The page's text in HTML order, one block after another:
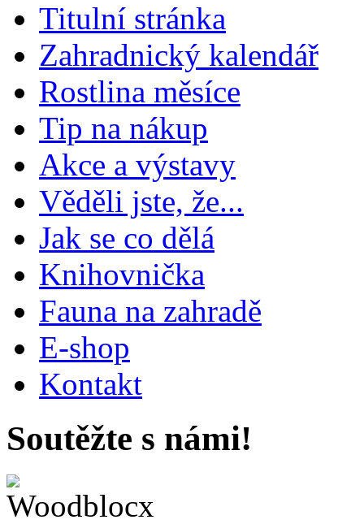
Titulní stránka
Zahradnický kalendář
Rostlina měsíce
Tip na nákup
Akce a výstavy
Věděli jste, že...
Jak se co dělá
Knihovnička
Fauna na zahradě
E-shop
Kontakt
Soutěžte s námi!